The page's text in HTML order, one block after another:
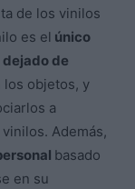
de los vinilos
es el único
de
los objetos, y
a
Además,
basado
en su